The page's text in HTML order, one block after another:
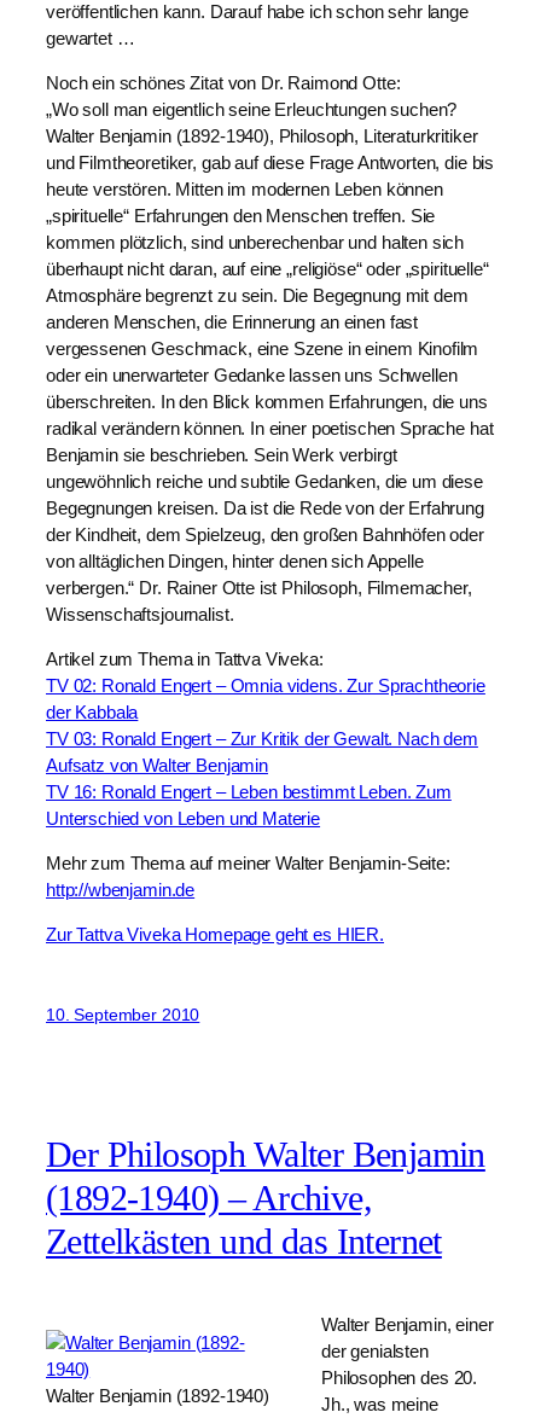
veröffentlichen kann. Darauf habe ich schon sehr lange
gewartet …
Noch ein schönes Zitat von Dr. Raimond Otte:
„Wo soll man eigentlich seine Erleuchtungen suchen?
Walter Benjamin (1892-1940), Philosoph, Literaturkritiker
und Filmtheoretiker, gab auf diese Frage Antworten, die bis
heute verstören. Mitten im modernen Leben können
„spirituelle“ Erfahrungen den Menschen treffen. Sie
kommen plötzlich, sind unberechenbar und halten sich
überhaupt nicht daran, auf eine „religiöse“ oder „spirituelle“
Atmosphäre begrenzt zu sein. Die Begegnung mit dem
anderen Menschen, die Erinnerung an einen fast
vergessenen Geschmack, eine Szene in einem Kinofilm
oder ein unerwarteter Gedanke lassen uns Schwellen
überschreiten. In den Blick kommen Erfahrungen, die uns
radikal verändern können. In einer poetischen Sprache hat
Benjamin sie beschrieben. Sein Werk verbirgt
ungewöhnlich reiche und subtile Gedanken, die um diese
Begegnungen kreisen. Da ist die Rede von der Erfahrung
der Kindheit, dem Spielzeug, den großen Bahnhöfen oder
von alltäglichen Dingen, hinter denen sich Appelle
verbergen.“ Dr. Rainer Otte ist Philosoph, Filmemacher,
Wissenschaftsjournalist.
Artikel zum Thema in Tattva Viveka:
TV 02: Ronald Engert – Omnia videns. Zur Sprachtheorie
der Kabbala
TV 03: Ronald Engert – Zur Kritik der Gewalt. Nach dem
Aufsatz von Walter Benjamin
TV 16: Ronald Engert – Leben bestimmt Leben. Zum
Unterschied von Leben und Materie
Mehr zum Thema auf meiner Walter Benjamin-Seite:
http://wbenjamin.de
Zur Tattva Viveka Homepage geht es HIER.
10. September 2010
Der Philosoph Walter Benjamin
(1892-1940) – Archive,
Zettelkästen und das Internet
Walter Benjamin (1892-1940)
Walter Benjamin, einer
der genialsten
Philosophen des 20.
Jh., was meine